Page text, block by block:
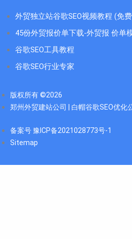
外贸独立站谷歌SEO视频教程 (免
45份外贸报价单下载-外贸报 价单
谷歌SEO工具教程
谷歌SEO行业专家
版权所有 ©2026
郑州外贸建站公司 | 白帽谷歌SEO优化
备案号 豫ICP备2021028773号-1
Sitemap